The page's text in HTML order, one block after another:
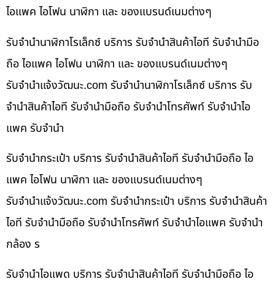
ไอแพค ไอโฟน นาฬิกา และ ของแบรนด์เนมต่างๆ
รับจำนำนาฬิกาโรเล็กซ์ บริการ รับจำนำสินค้าไอที รับจำนำมือ
ถือ ไอแพค ไอโฟน นาฬิกา และ ของแบรนด์เนมต่างๆ
รับจํานําแจ้งวัฒนะ.com รับจำนำนาฬิกาโรเล็กซ์ บริการ รับ
จำนำสินค้าไอที รับจำนำมือถือ รับจำนำโทรศัพท์ รับจำนำไอ
แพค รับจำนำ
รับจำนำกระเป๋า บริการ รับจำนำสินค้าไอที รับจำนำมือถือ ไอ
แพค ไอโฟน นาฬิกา และ ของแบรนด์เนมต่างๆ
รับจํานําแจ้งวัฒนะ.com รับจำนำกระเป๋า บริการ รับจำนำสินค้า
ไอที รับจำนำมือถือ รับจำนำโทรศัพท์ รับจำนำไอแพค รับจำนำ
กล้อง ร
รับจำนำไอแพด บริการ รับจำนำสินค้าไอที รับจำนำมือถือ ไอ